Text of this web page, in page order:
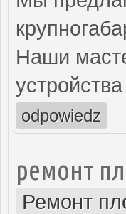
Наши
odpowiedz
ремонт
Ремонт